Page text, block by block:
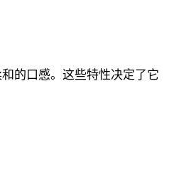
的口感。这些特性决定了它